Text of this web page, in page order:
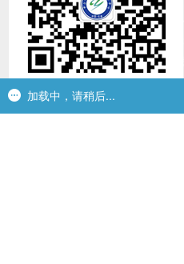
更多课程，扫码关注！
平台简介丨通
联系电话：
版权所有：中小企业
指导单位：长春
指导单位：长春市工业和信
加载中，请稍后...
加载中，请稍后...